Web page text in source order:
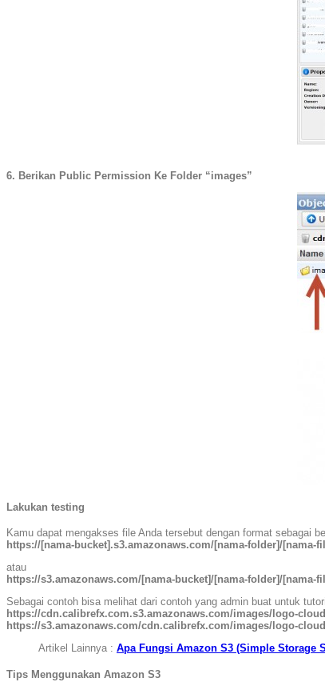
6. Berikan Public Permission Ke Folder “images”
Lakukan testing
Kamu dapat mengakses file Anda tersebut dengan format sebagai
https://[nama-bucket].s3.amazonaws.com/[nama-folder]/[nama-
atau
https://s3.amazonaws.com/[nama-bucket]/[nama-folder]/[nama-
Sebagai contoh bisa melihat dari contoh yang admin buat untuk
https://cdn.calibrefx.com.s3.amazonaws.com/images/logo-
https://s3.amazonaws.com/cdn.calibrefx.com/images/logo-
Artikel Lainnya : Apa Fungsi Amazon S3 (Simple Storage
Tips Menggunakan Amazon S3